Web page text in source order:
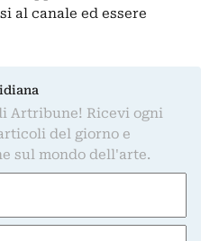
al canale ed essere
Artribune! Ricevi ogni
del giorno e
sul mondo dell'arte.